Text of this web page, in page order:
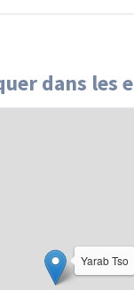
dans les
Yarab Tso